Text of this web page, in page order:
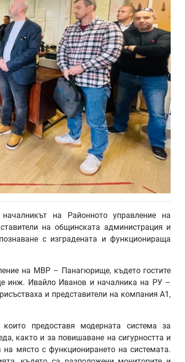
на Районното управление на
на общинската администрация и
с изградената и функционираща
на МВР – Панагюрище, където гостите
инж. Ивайло Иванов и началника на РУ –
и представители на компания А1,
предоставя модерната система за
както и за повишаване на сигурността и
на място с функционирането на системата.